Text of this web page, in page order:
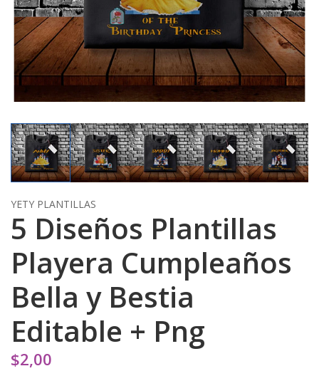
YETY PLANTILLAS
5 Diseños Plantillas
Playera Cumpleaños
Bella y Bestia
Editable + Png
$2,00